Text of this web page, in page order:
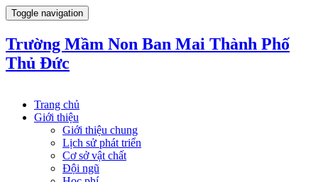
Toggle navigation
Trường Mầm Non Ban Mai Thành Phố
Thủ Đức
Trang chủ
Giới thiệu
Giới thiệu chung
Lịch sử phát triển
Cơ sở vật chất
Đội ngũ